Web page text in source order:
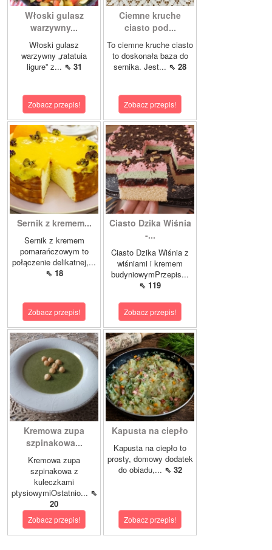
Włoski gulasz
warzywny...
Włoski gulasz
warzywny „ratatuia
ligure” z... ⇖ 31
Zobacz przepis!
Ciemne kruche
ciasto pod...
To ciemne kruche ciasto
to doskonała baza do
sernika. Jest... ⇖ 28
Zobacz przepis!
Sernik z kremem...
Sernik z kremem
pomarańczowym to
połączenie delikatnej,...
⇖ 18
Zobacz przepis!
Ciasto Dzika Wiśnia
-...
Ciasto Dzika Wiśnia z
wiśniami i kremem
budyniowymPrzepis...
⇖ 119
Zobacz przepis!
Kremowa zupa
szpinakowa...
Kremowa zupa
szpinakowa z
kuleczkami
ptysiowymiOstatnio... ⇖
20
Zobacz przepis!
Kapusta na ciepło
Kapusta na ciepło to
prosty, domowy dodatek
do obiadu,... ⇖ 32
Zobacz przepis!